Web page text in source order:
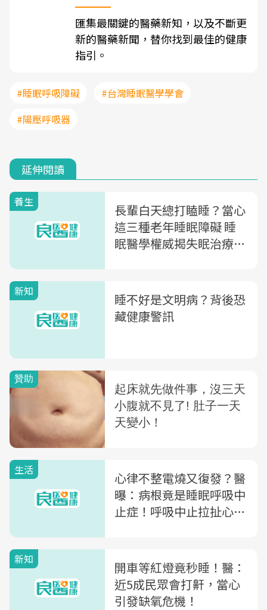
匯集最關鍵的醫藥新知，以及不斷更
新的醫藥新聞，替你找到最佳的健康
指引。
#睡眠呼吸障礙
#台灣睡眠醫學學會
#陽壓呼吸器
延伸閱讀
養生
長輩白天總打瞌睡？當心
這三種老年睡眠障礙 睡
眠醫學權威揭失眠治療關
新知
睡不好是文明病？背後恐
藏健康警訊
生活
心律不整電燒又復發？醫
曝：病根竟是睡眠呼吸中
止症！呼吸中止拉扯心
新知
開車等紅燈竟秒睡！醫：
近5成民眾會打鼾，當心
引發缺氧危機！